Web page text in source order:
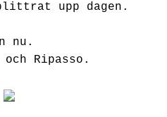
upp dagen.
nu.
Ripasso.